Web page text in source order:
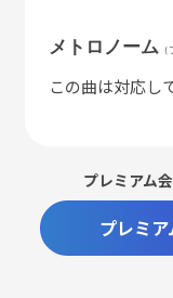
メトロノーム
この曲は対応し
プレミアム
プレミ